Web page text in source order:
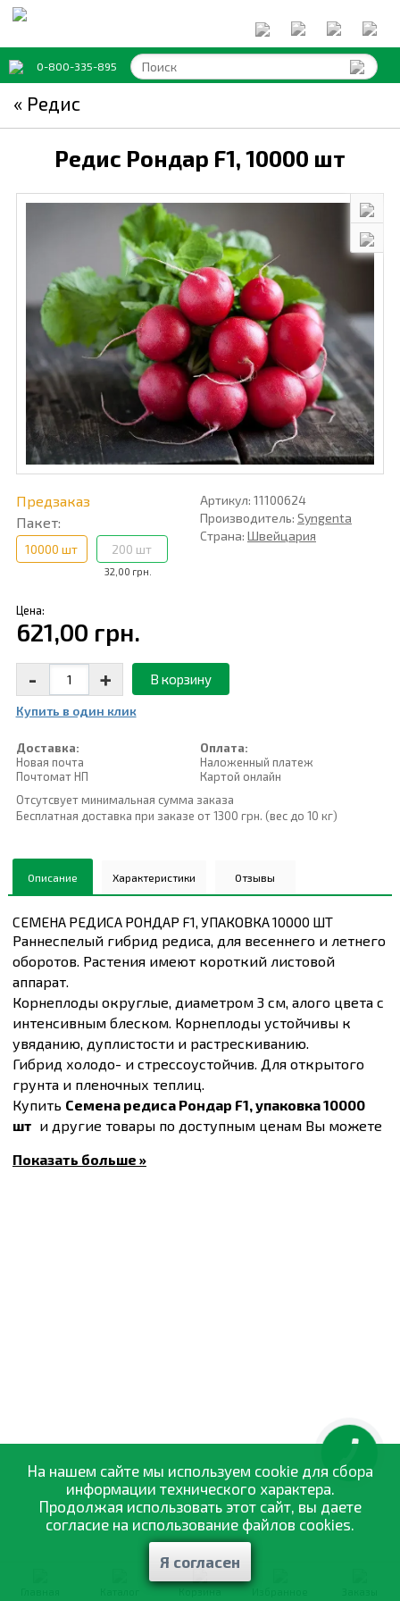
0-800-335-895
« Редис
Редис Рондар F1, 10000 шт
Предзаказ
Пакет:
10000 шт
32,00 грн.
200 шт
Артикул: 11100624
Производитель: Syngenta
Страна: Швейцария
Цена:
621,00 грн.
- + В корзину
Купить в один клик
Доставка:
Новая почта
Почтомат НП
Оплата:
Наложенный платеж
Картой онлайн
Отсутсвует минимальная сумма заказа
Бесплатная доставка при заказе от 1300 грн. (вес до 10 кг)
Описание Характеристики Отзывы
СЕМЕНА РЕДИСА РОНДАР F1, УПАКОВКА 10000 ШТ
Раннеспелый гибрид редиса, для весеннего и летнего
оборотов. Растения имеют короткий листовой
аппарат.
Корнеплоды округлые, диаметром 3 см, алого цвета с
интенсивным блеском. Корнеплоды устойчивы к
увяданию, дуплистости и растрескиванию.
Гибрид холодо- и стрессоустойчив. Для открытого
грунта и пленочных теплиц.
Купить Семена редиса Рондар F1, упаковка 10000
шт и другие товары по доступным ценам Вы можете
в Киев и другие города по всей территории
Показать больше »
Корзина
На нашем сайте мы используем cookie для сбора
информации технического характера.
Продолжая использовать этот сайт, вы даете
согласие на использование файлов cookies.
Я согласен